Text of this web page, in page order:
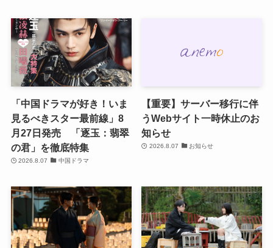
「中国ドラマが好き！いま
見るべきスター最前線」8
月27日発売 「逐玉：翡翠
の君」を徹底特集
2026.8.07 中国ドラマ
【重要】サーバー移行に伴
うWebサイト一時休止のお
知らせ
2026.8.07 お知らせ